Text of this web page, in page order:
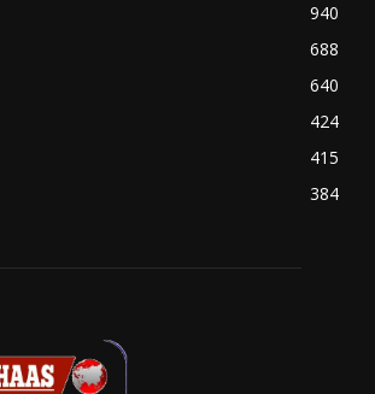
940
688
640
424
415
384